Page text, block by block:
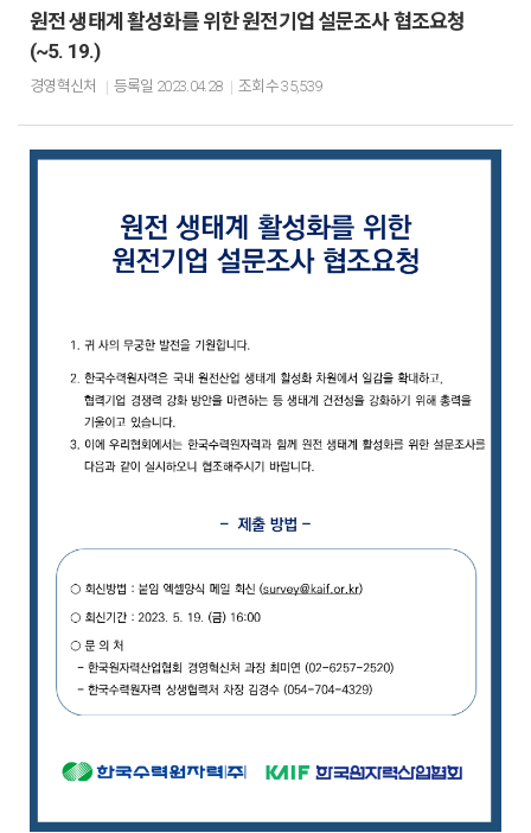
원전 생태계 활성화를 위한 원전기업 설문조사 협조요청
(~5. 19.)
경영혁신처 등록일 2023.04.28 조회수35,539